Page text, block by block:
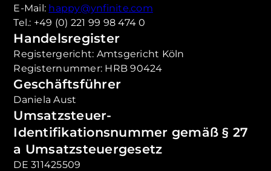
E-Mail: happy@ynfinite.com
Tel.: +49 (0) 221 99 98 474 0
Handelsregister
Registergericht: Amtsgericht Köln
Registernummer: HRB 90424
Geschäftsführer
Daniela Aust
Umsatzsteuer-
Identifikationsnummer gemäß § 27
a Umsatzsteuergesetz
DE 311425509